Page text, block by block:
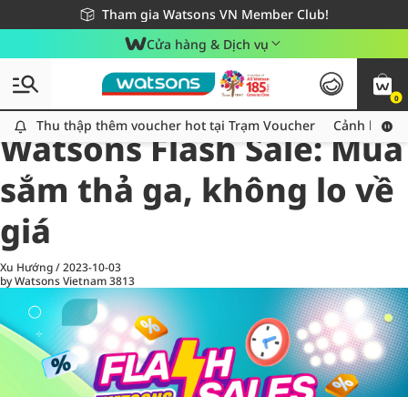
Tham gia Watsons VN Member Club!
Miễn phí giao hàng cho đơn hàng từ 249,000Đ
Giao hàng nhanh 24h - Áp dụng khu vực TP. Hồ Chí Minh
Cửa hàng & Dịch vụ
0
Thu thập thêm voucher hot tại Trạm Voucher
Thu thập thêm voucher hot tại Trạm Voucher Cảnh báo
All
Chăm Sóc Cá Nhân
Watsons Flash Sale: Mua
sắm thả ga, không lo về
giá
Xu Hướng/2023-10-03
by Watsons Vietnam3813